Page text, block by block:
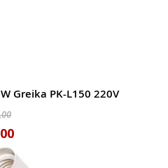
Greika PK-L150 220V